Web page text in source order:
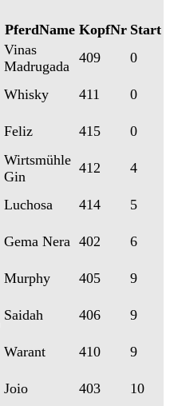
PferdName KopfNr Start
Vinas
Madrugada
409
0
Whisky 411
0
Feliz 415
0
Wirtsmühle
Gin
412
4
Luchosa 414
5
Gema Nera 402
6
Murphy 405
9
Saidah 406
9
Warant 410
9
Joio 403
10